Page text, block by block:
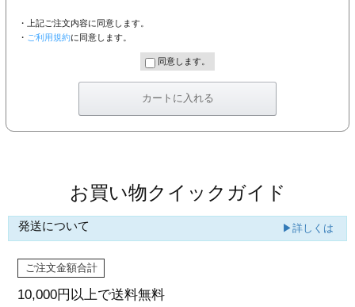
・上記ご注文内容に同意します。
・ ご利用規約に同意します。
同意します。
お買い物クイックガイド
発送について ▶詳しくは
ご注文金額合計
10,000円以上で送料無料